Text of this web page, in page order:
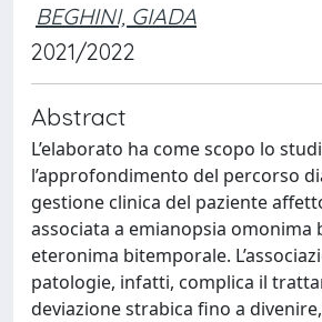
BEGHINI, GIADA
2021/2022
Abstract
L’elaborato ha come scopo lo
l’approfondimento del percorso
gestione clinica del paziente
associata a emianopsia omonima
eteronima bitemporale.
patologie, infatti, complica il
deviazione strabica fino a